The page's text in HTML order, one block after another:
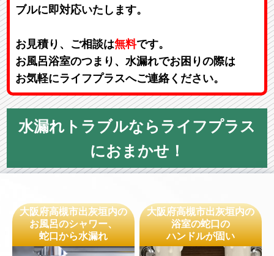
ブルに即対応いたします。
お見積り、ご相談は無料です。
お風呂浴室のつまり、水漏れでお困りの際は
お気軽にライフプラスへご連絡ください。
水漏れトラブルならライフプラス
におまかせ！
大阪府高槻市出灰垣内の
お風呂のシャワー、
蛇口から水漏れ
大阪府高槻市出灰垣内の
浴室の蛇口の
ハンドルが固い